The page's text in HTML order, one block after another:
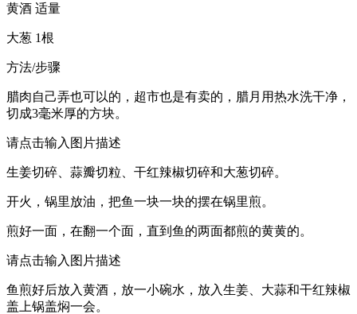
黄酒 适量
大葱 1根
方法/步骤
腊肉自己弄也可以的，超市也是有卖的，腊月用热水洗干净，
切成3毫米厚的方块。
请点击输入图片描述
生姜切碎、蒜瓣切粒、干红辣椒切碎和大葱切碎。
开火，锅里放油，把鱼一块一块的摆在锅里煎。
煎好一面，在翻一个面，直到鱼的两面都煎的黄黄的。
请点击输入图片描述
鱼煎好后放入黄酒，放一小碗水，放入生姜、大蒜和干红辣椒
盖上锅盖焖一会。